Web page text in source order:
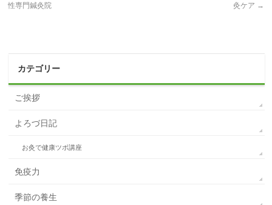
性専門鍼灸院
灸ケア →
カテゴリー
ご挨拶
よろづ日記
お灸で健康ツボ講座
免疫力
季節の養生